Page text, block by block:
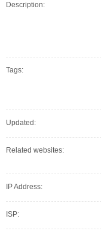
Description:
Tags:
Updated:
Related websites:
IP Address:
ISP: